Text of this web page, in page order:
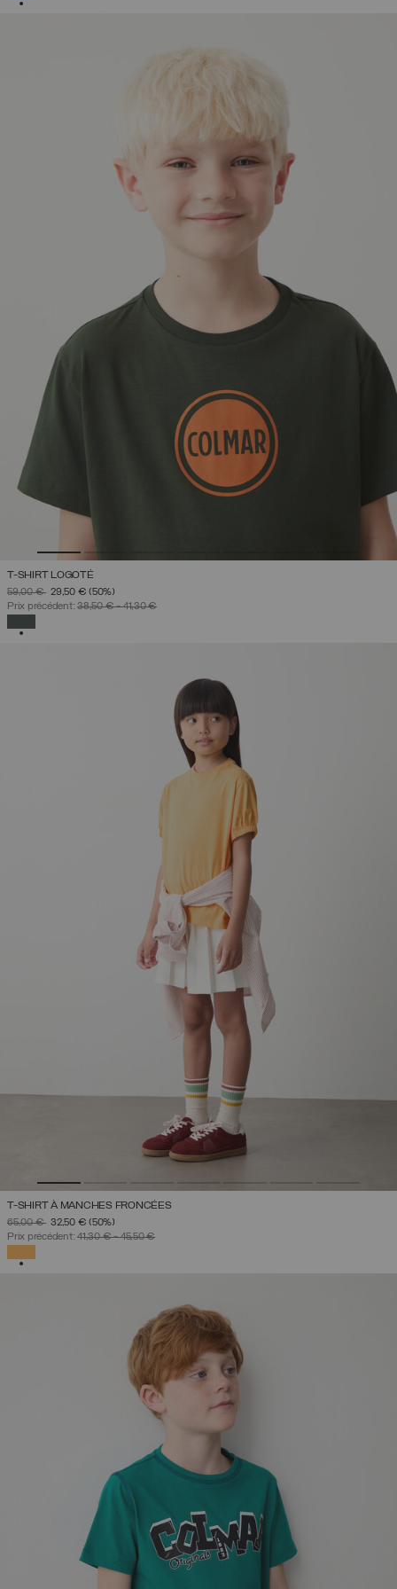
T-SHIRT LOGOTÉ
PRIX RÉDUIT DE
59,00 €À29,50 €(50%)
Prix précédent:38,50 €-41,30 €
T-SHIRT À MANCHES FRONCÉES
PRIX RÉDUIT DE
65,00 €À32,50 €(50%)
Prix précédent:41,30 €-45,50 €